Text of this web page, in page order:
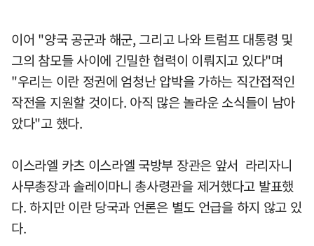
이어 "양국 공군과 해군, 그리고 나와 트럼프 대통령 및
그의 참모들 사이에 긴밀한 협력이 이뤄지고 있다"며
"우리는 이란 정권에 엄청난 압박을 가하는 직간접적인
작전을 지원할 것이다. 아직 많은 놀라운 소식들이 남아
았다"고 했다.
이스라엘 카츠 이스라엘 국방부 장관은 앞서 라리자니
사무총장과 솔레이마니 총사령관을 제거했다고 발표했
다. 하지만 이란 당국과 언론은 별도 언급을 하지 않고 있
다.